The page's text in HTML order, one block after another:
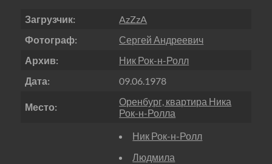
Загрузчик:
AzZzA
Фотограф:
Сергей Андреевич
Архив:
Ник Рок-н-Ролл
Дата:
09.06.1978
Место:
Оренбург, квартира Ника
Рок-н-Ролла
Ник Рок-н-Ролл
Людмила